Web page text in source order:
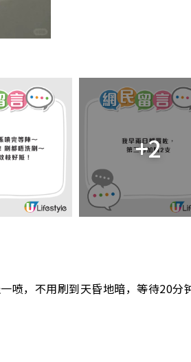
+2
喷，不用刷到天昏地暗，等待20分